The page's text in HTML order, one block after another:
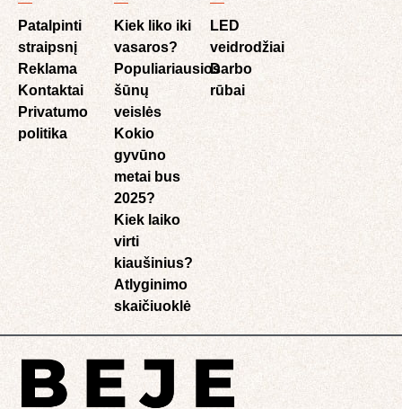
Patalpinti
straipsnį
Reklama
Kontaktai
Privatumo
politika
Kiek liko iki
vasaros?
Populiariausios
šūnų
veislės
Kokio
gyvūno
metai bus
2025?
Kiek laiko
virti
kiaušinius?
Atlyginimo
skaičiuoklė​
LED
veidrodžiai
Darbo
rūbai